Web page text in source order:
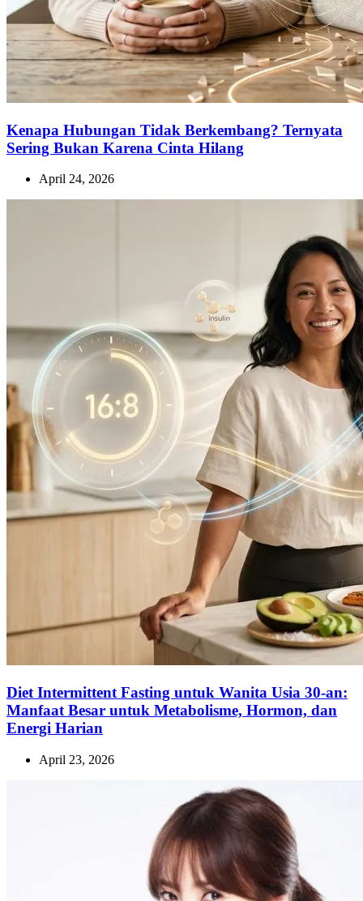
Kenapa Hubungan Tidak Berkembang? Ternyata
Sering Bukan Karena Cinta Hilang
April 24, 2026
Diet Intermittent Fasting untuk Wanita Usia 30-an:
Manfaat Besar untuk Metabolisme, Hormon, dan
Energi Harian
April 23, 2026